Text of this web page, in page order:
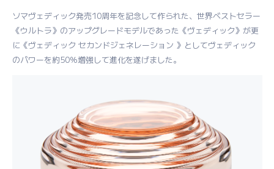
ソマヴェディック発売10周年を記念して作られた、世界ベストセラー
《ウルトラ》のアップグレードモデルであった《ヴェディック》が更
に《ヴェディック セカンドジェネレーション 》としてヴェディック
のパワーを約50％増強して進化を遂げました。